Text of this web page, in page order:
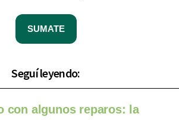
SUMATE
Seguí leyendo:
con algunos reparos: la